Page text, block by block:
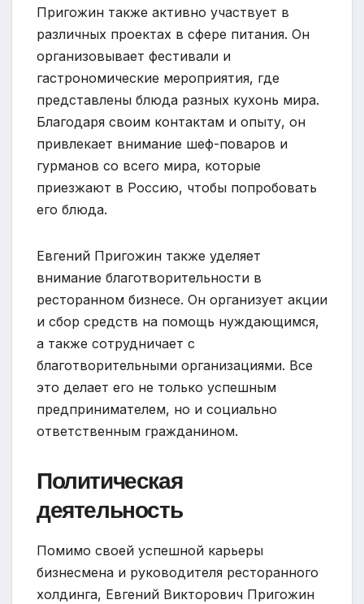
Пригожин также активно участвует в
различных проектах в сфере питания. Он
организовывает фестивали и
гастрономические мероприятия, где
представлены блюда разных кухонь мира.
Благодаря своим контактам и опыту, он
привлекает внимание шеф-поваров и
гурманов со всего мира, которые
приезжают в Россию, чтобы попробовать
его блюда.
Евгений Пригожин также уделяет
внимание благотворительности в
ресторанном бизнесе. Он организует акции
и сбор средств на помощь нуждающимся,
а также сотрудничает с
благотворительными организациями. Все
это делает его не только успешным
предпринимателем, но и социально
ответственным гражданином.
Политическая
деятельность
Помимо своей успешной карьеры
бизнесмена и руководителя ресторанного
холдинга, Евгений Викторович Пригожин